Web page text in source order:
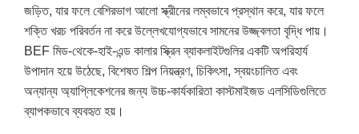
জড়িত, যার ফলে বেশিরভাগ আলো স্ক্রীনের লম্বভাবে প্রস্থান করে, যার ফলে
শক্তি খরচ পরিবর্তন না করে উল্লেখযোগ্যভাবে সামনের উজ্জ্বলতা বৃদ্ধি পায়।
BEF মিড-থেকে-হাই-এন্ড কালার স্ক্রিন ব্যাকলাইটগুলির একটি অপরিহার্য
উপাদান হয়ে উঠেছে, বিশেষত শিল্প নিয়ন্ত্রণ, চিকিৎসা, স্বয়ংচালিত এবং
অন্যান্য অ্যাপ্লিকেশনের জন্য উচ্চ-কার্যকারিতা কাস্টমাইজড এলসিডিগুলিতে
ব্যাপকভাবে ব্যবহৃত হয়।